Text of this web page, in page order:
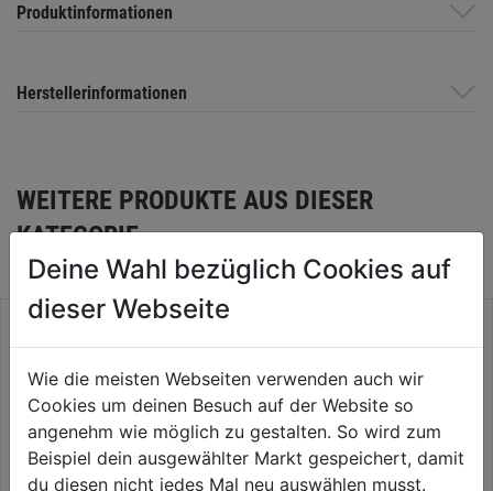
Produktinformationen
Herstellerinformationen
WEITERE PRODUKTE AUS DIESER
KATEGORIE
Deine Wahl bezüglich Cookies auf
dieser Webseite
Wie die meisten Webseiten verwenden auch wir
Cookies um deinen Besuch auf der Website so
angenehm wie möglich zu gestalten. So wird zum
Beispiel dein ausgewählter Markt gespeichert, damit
du diesen nicht jedes Mal neu auswählen musst.